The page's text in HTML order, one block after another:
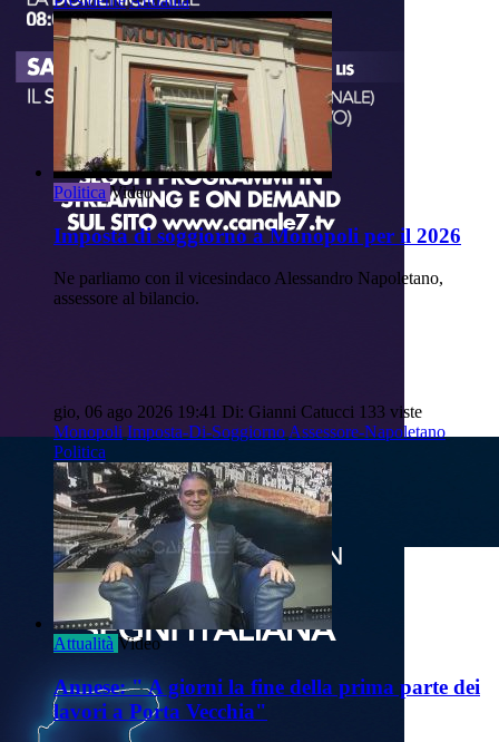
Politica Video
Imposta di soggiorno a Monopoli per il 2026
Ne parliamo con il vicesindaco Alessandro Napoletano,
assessore al bilancio.
gio, 06 ago 2026 19:41 Di: Gianni Catucci 133 viste
Monopoli Imposta-Di-SoggiornoAssessore-Napoletano
Politica
Attualità Video
Annese: " A giorni la fine della prima parte dei
lavori a Porta Vecchia"